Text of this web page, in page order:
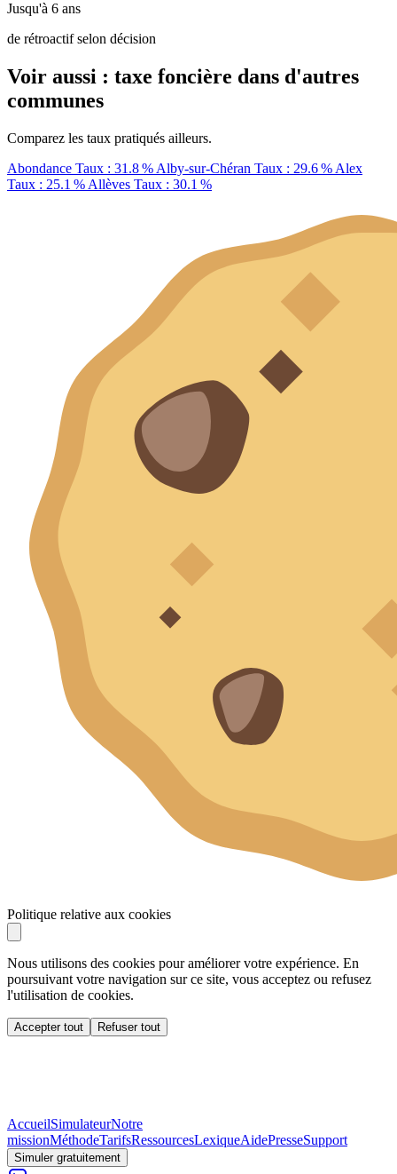
Jusqu'à 6 ans
de rétroactif selon décision
Voir aussi : taxe foncière dans d'autres
communes
Comparez les taux pratiqués ailleurs.
Abondance Taux : 31.8 % Alby-sur-Chéran Taux : 29.6 % Alex
Taux : 25.1 % Allèves Taux : 30.1 %
Politique relative aux cookies
Nous utilisons des cookies pour améliorer votre expérience. En
poursuivant votre navigation sur ce site, vous acceptez ou refusez
l'utilisation de cookies.
Accepter tout Refuser tout
AccueilSimulateurNotre
missionMéthodeTarifsRessourcesLexiqueAidePresseSupport
Simuler gratuitement